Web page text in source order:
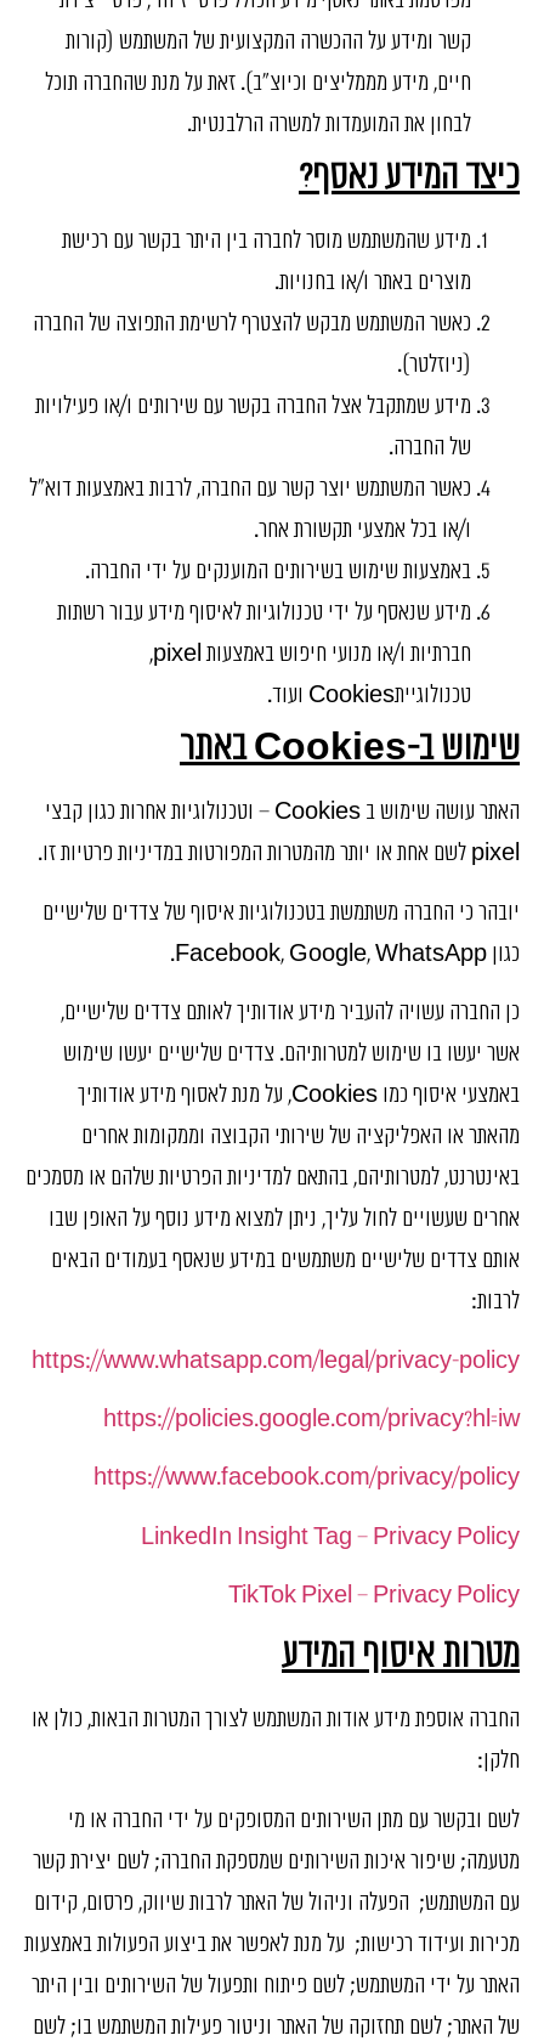
קשר ומידע על ההכשרה המקצועית של המשתמש (קורות
חיים, מידע מממליצים וכיוצ"ב). זאת על מנת שהחברה תוכל
לבחון את המועמדות למשרה הרלבנטית.
כיצד המידע נאסף?
מידע שהמשתמש מוסר לחברה בין היתר בקשר עם רכישת
מוצרים באתר ו/או בחנויות.
כאשר המשתמש מבקש להצטרף לרשימת התפוצה של החברה
(ניוזלטר).
מידע שמתקבל אצל החברה בקשר עם שירותים ו/או פעילויות
של החברה.
כאשר המשתמש יוצר קשר עם החברה, לרבות באמצעות דוא"ל
ו/או בכל אמצעי תקשורת אחר.
באמצעות שימוש בשירותים המוענקים על ידי החברה.
מידע שנאסף על ידי טכנולוגיות לאיסוף מידע עבור רשתות
חברתיות ו/או מנועי חיפוש באמצעות pixel,
טכנולוגייתCookies ועוד.
שימוש ב-Cookiesבאתר
האתר עושה שימוש ב Cookies – וטכנולוגיות אחרות כגון קבצי
pixel לשם אחת או יותר מהמטרות המפורטות במדיניות פרטיות זו.
יובהר כי החברה משתמשת בטכנולוגיות איסוף של צדדים שלישיים
כגון Facebook, Google, WhatsApp.
כן החברה עשויה להעביר מידע אודותיך לאותם צדדים שלישיים,
אשר יעשו בו שימוש למטרותיהם. צדדים שלישיים יעשו שימוש
באמצעי איסוף כמו Cookies, על מנת לאסוף מידע אודותיך
מהאתר או האפליקציה של שירותי הקבוצה וממקומות אחרים
באינטרנט, למטרותיהם, בהתאם למדיניות הפרטיות שלהם או מסמכים
אחרים שעשויים לחול עליך, ניתן למצוא מידע נוסף על האופן שבו
אותם צדדים שלישיים משתמשים במידע שנאסף בעמודים הבאים
לרבות:
https://www.whatsapp.com/legal/privacy-policy
https://policies.google.com/privacy?hl=iw
https://www.facebook.com/privacy/policy
LinkedIn Insight Tag – Privacy Policy
TikTok Pixel – Privacy Policy
מטרות איסוף המידע
החברה אוספת מידע אודות המשתמש לצורך המטרות הבאות, כולן או
חלקן:
לשם ובקשר עם מתן השירותים המסופקים על ידי החברה או מי
מטעמה; שיפור איכות השירותים שמספקת החברה; לשם יצירת קשר
עם המשתמש; הפעלה וניהול של האתר לרבות שיווק, פרסום, קידום
מכירות ועידוד רכישות; על מנת לאפשר את ביצוע הפעולות באמצעות
האתר על ידי המשתמש; לשם פיתוח ותפעול של השירותים ובין היתר
של האתר; לשם תחזוקה של האתר וניטור פעילות המשתמש בו; לשם